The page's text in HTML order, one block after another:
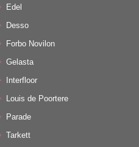
Edel
Desso
Forbo Novilon
Gelasta
Interfloor
Louis de Poortere
Parade
Tarkett